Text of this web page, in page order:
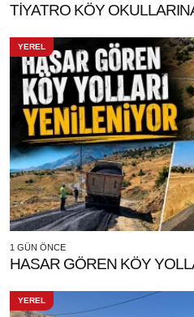
TİYATRO KÖY
YEREL
1 GÜN ÖNCE
HASAR GÖREN KÖY
YEREL